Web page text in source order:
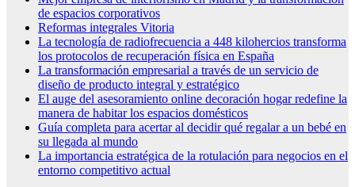
de espacios corporativos
Reformas integrales Vitoria
La tecnología de radiofrecuencia a 448 kilohercios transforma
los protocolos de recuperación física en España
La transformación empresarial a través de un servicio de
diseño de producto integral y estratégico
El auge del asesoramiento online decoración hogar redefine la
manera de habitar los espacios domésticos
Guía completa para acertar al decidir qué regalar a un bebé en
su llegada al mundo
La importancia estratégica de la rotulación para negocios en el
entorno competitivo actual